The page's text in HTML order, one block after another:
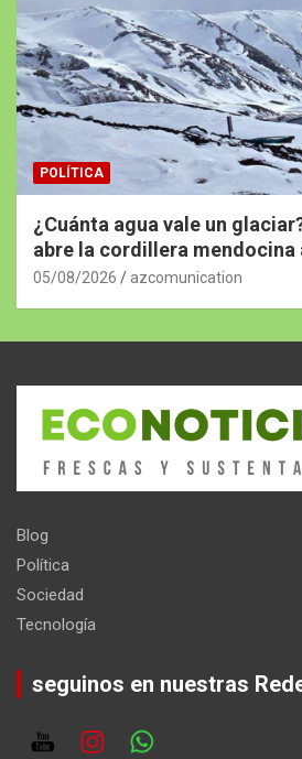
POLÍTICA
¿Cuánta agua vale un
abre la cordillera mendocina
05/08/2026 azcomunication
Blog
Política
Sociedad
Tecnología
seguinos en nuestras